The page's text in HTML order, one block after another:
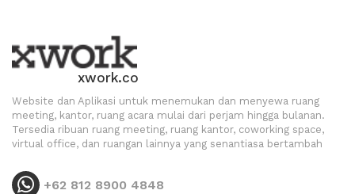
xwork.co
Website dan Aplikasi untuk menemukan dan menyewa ruang
meeting, kantor, ruang acara mulai dari perjam hingga bulanan.
Tersedia ribuan ruang meeting, ruang kantor, coworking space,
virtual office, dan ruangan lainnya yang senantiasa bertambah
+62 812 8900 4848